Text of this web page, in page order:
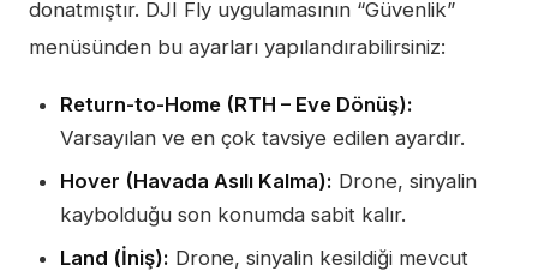
donatmıştır. DJI Fly uygulamasının “Güvenlik”
menüsünden bu ayarları yapılandırabilirsiniz:
Return-to-Home (RTH – Eve Dönüş):
Varsayılan ve en çok tavsiye edilen ayardır.
Hover (Havada Asılı Kalma): Drone, sinyalin
kaybolduğu son konumda sabit kalır.
Land (İniş): Drone, sinyalin kesildiği mevcut